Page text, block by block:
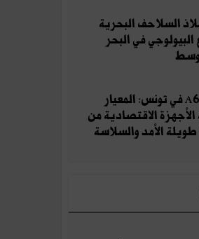
السلاحف البحرية
البيولوجي في البحر
أوبو تطلق A6c في تونس: المعيار
الأجهزة الاقتصادية من
الأمد والسلاسة